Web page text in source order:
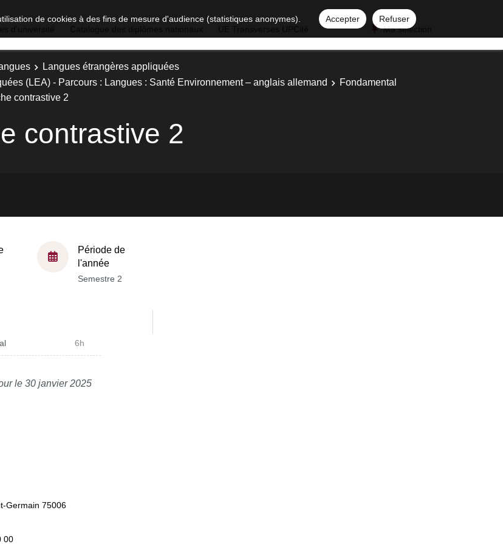
de cookies à des fins de mesure d'audience (statistiques anonymes). Accepter
Refuser
Ma sélection
Langues étrangères appliquées
(LEA) - Parcours : Langues : Santé Environnement – anglais allemand
Fondamental
contrastive 2
contrastive 2
Période de
l'année
Semestre 2
6h
le 30 janvier 2025
Germain 75006
00